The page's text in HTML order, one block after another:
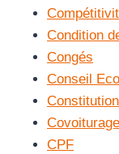
Condition
Congés
Conseil
Constitution
Covoiturage
CPF